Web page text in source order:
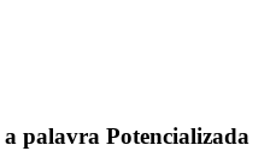
a palavra Potencializada